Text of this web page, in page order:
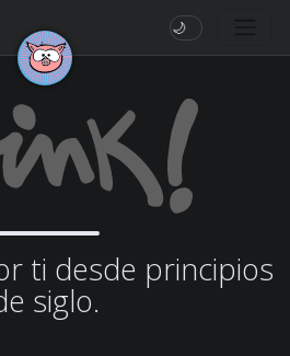
🌙
ti desde principios
siglo.